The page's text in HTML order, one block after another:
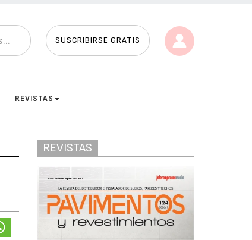
SUSCRIBIRSE GRATIS
REVISTAS
REVISTAS